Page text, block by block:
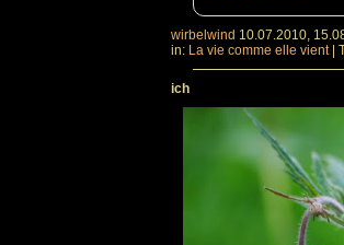
wirbelwind 10.07.2010,
in: La vie comme elle vient|
ich